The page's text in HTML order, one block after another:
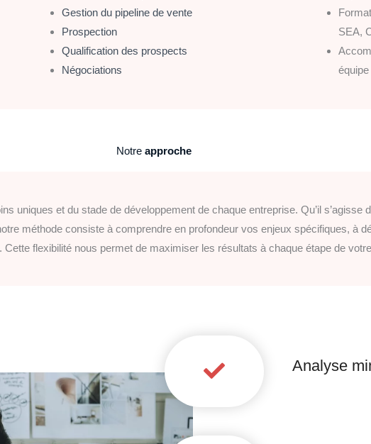
Gestion du pipeline de vente
Prospection
Qualification des prospects
Négociations
SEA,
Notre approche
uniques et du stade de développement de chaque entreprise. Qu’il s’agisse
méthode consiste à comprendre en profondeur vos enjeux spécifiques, à
flexibilité nous permet de maximiser les résultats à chaque étape de
Analyse